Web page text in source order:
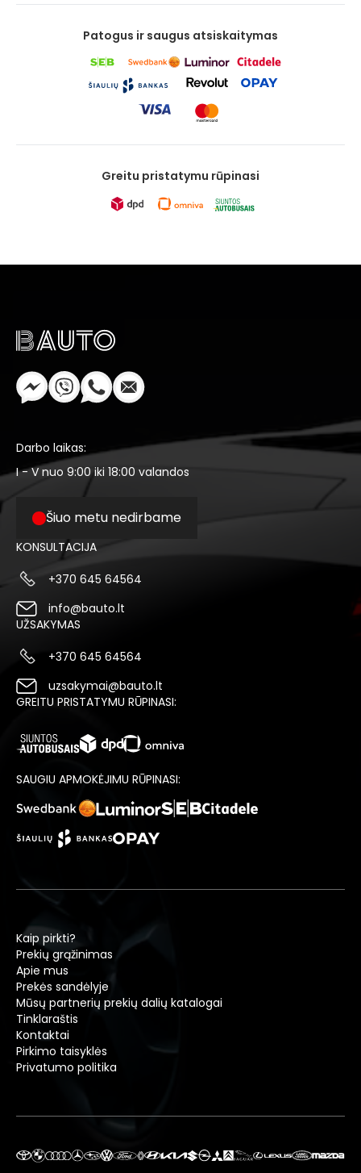
Patogus ir saugus atsiskaitymas
Greitu pristatymu rūpinasi
Darbo laikas:
I - V nuo 9:00 iki 18:00 valandos
Šiuo metu nedirbame
KONSULTACIJA
+370 645 64564
info@bauto.lt
UŽSAKYMAS
+370 645 64564
uzsakymai@bauto.lt
GREITU PRISTATYMU RŪPINASI:
SAUGIU APMOKĖJIMU RŪPINASI:
Kaip pirkti?
Prekių grąžinimas
Apie mus
Prekės sandėlyje
Mūsų partnerių prekių dalių katalogai
Tinklaraštis
Kontaktai
Pirkimo taisyklės
Privatumo politika